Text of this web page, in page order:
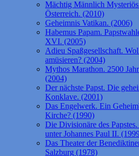
Mächtig Männlich
Österreich. (2010)
Geheimnis Vatikan. (2006)
Habemus Papam.
XVI. (2005)
Adieu Spaßgesellschaft.
amüsieren? (2004)
Mythos Marathon. 2500
(2004)
Der nächste Papst. Die
Konklave. (2001)
Das Engelwerk. Ein
Kirche? (1990)
Die Divisionäre des
unter Johannes Paul II.
Das Theater der
Salzburg (1978)